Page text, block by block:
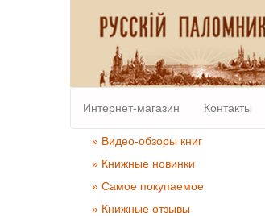
Интернет-магазин Контакты
» Видео-обзоры книг
» Книжные новинки
» Самое покупаемое
» Книжные отзывы